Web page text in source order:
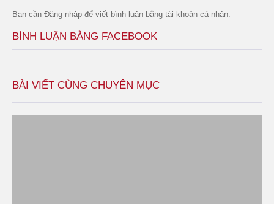
Bạn cần Đăng nhập để viết bình luận bằng tài khoản cá nhân.
BÌNH LUẬN BẰNG FACEBOOK
BÀI VIẾT CÙNG CHUYÊN MỤC